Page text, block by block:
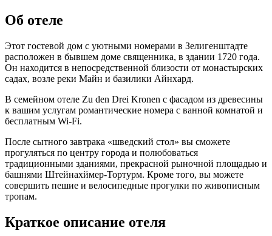
Об отеле
Этот гостевой дом с уютными номерами в Зелигенштадте
расположен в бывшем доме священника, в здании 1720 года.
Он находится в непосредственной близости от монастырских
садах, возле реки Майн и базилики Айнхард.
В семейном отеле Zu den Drei Kronen с фасадом из древесины
к вашим услугам романтические номера с ванной комнатой и
бесплатным Wi-Fi.
После сытного завтрака «шведский стол» вы сможете
прогуляться по центру города и полюбоваться
традиционными зданиями, прекрасной рыночной площадью и
башнями Штейнахймер-Тортурм. Кроме того, вы можете
совершить пешие и велосипедные прогулки по живописным
тропам.
Краткое описание отеля